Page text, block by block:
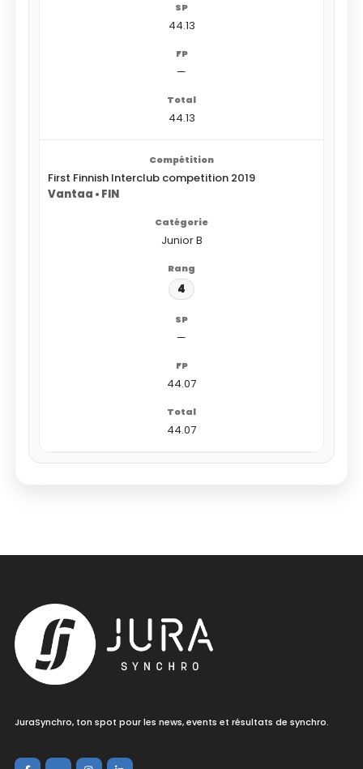
44.13
—
44.13
First Finnish Interclub competition 2019
Vantaa • FIN
Junior B
4
—
44.07
44.07
JuraSynchro, ton spot pour les news, events et résultats de synchro.